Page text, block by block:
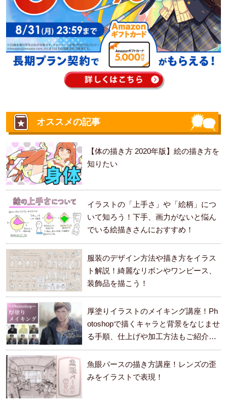
オススメの記事
【体の描き方 2020年版】絵の描き方を
知りたい
イラストの「上手さ」や「絵柄」につ
いて知ろう！下手、画力がないと悩ん
でいる絵描きさんにおすすめ！
服装のデザイン方法や描き方をイラス
ト解説！綺麗なリボンやワンピース、
装飾品を描こう！
厚塗りイラストのメイキング講座！Ph
otoshopで描くキャラと背景をなじませ
る手順、仕上げや加工方法もご紹介し
ます。
魚眼パースの描き方講座！レンズの歪
みをイラストで表現！